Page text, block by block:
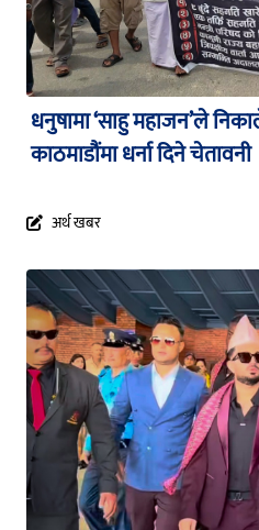
धनुषामा ‘साहु महाजन’ले
काठमाडौंमा धर्ना दिने चेतावनी
अर्थ खबर